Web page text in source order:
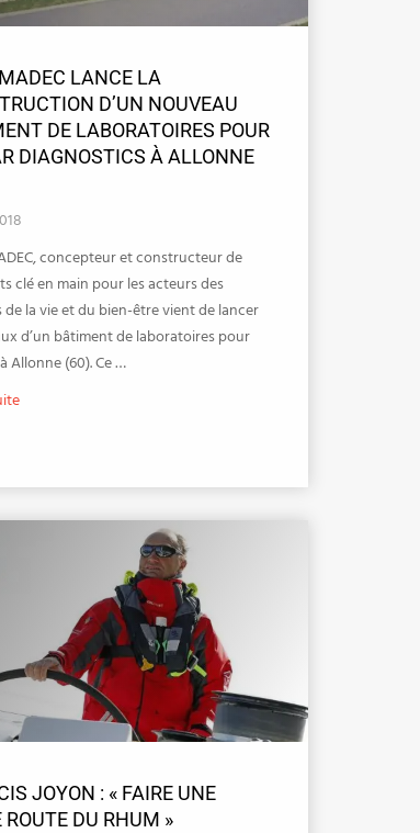
LANCE LA
D’UN NOUVEAU
DE LABORATOIRES POUR
DIAGNOSTICS À ALLONNE
concepteur et constructeur de
clé en main pour les acteurs des
de la vie et du bien-être vient de lancer
d’un bâtiment de laboratoires pour
Allonne (60). Ce …
JOYON : « FAIRE UNE
ROUTE DU RHUM »